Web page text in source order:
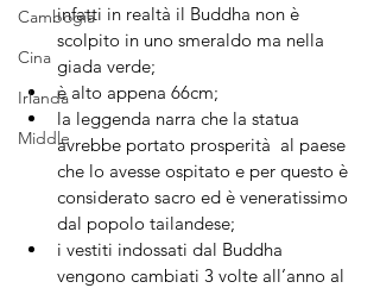
Cambogia
Cina
Irlanda
Middle
infatti in realtà il Buddha non è
scolpito in uno smeraldo ma nella
giada verde;
è alto appena 66cm;
la leggenda narra che la statua
avrebbe portato prosperità  al paese
che lo avesse ospitato e per questo è
considerato sacro ed è veneratissimo
dal popolo tailandese;
i vestiti indossati dal Buddha
vengono cambiati 3 volte all’anno al